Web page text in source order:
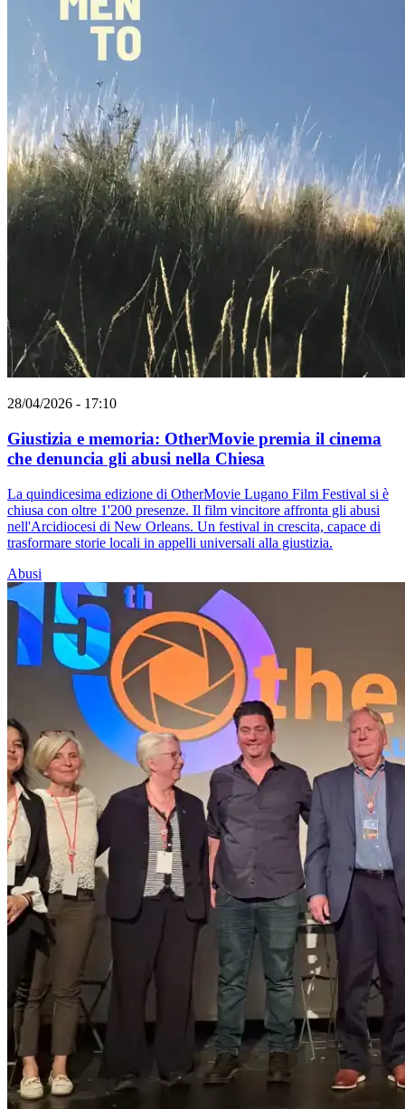
28/04/2026 - 17:10
Giustizia e memoria: OtherMovie premia il cinema
che denuncia gli abusi nella Chiesa
La quindicesima edizione di OtherMovie Lugano Film Festival si è
chiusa con oltre 1'200 presenze. Il film vincitore affronta gli abusi
nell'Arcidiocesi di New Orleans. Un festival in crescita, capace di
trasformare storie locali in appelli universali alla giustizia.
Abusi